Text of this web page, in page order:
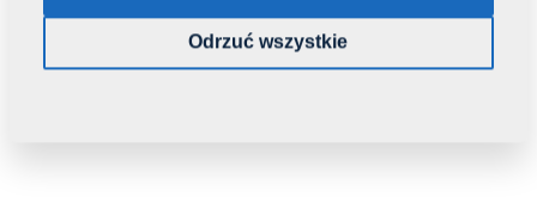
0,0660 Kg
Odrzuć wszystkie